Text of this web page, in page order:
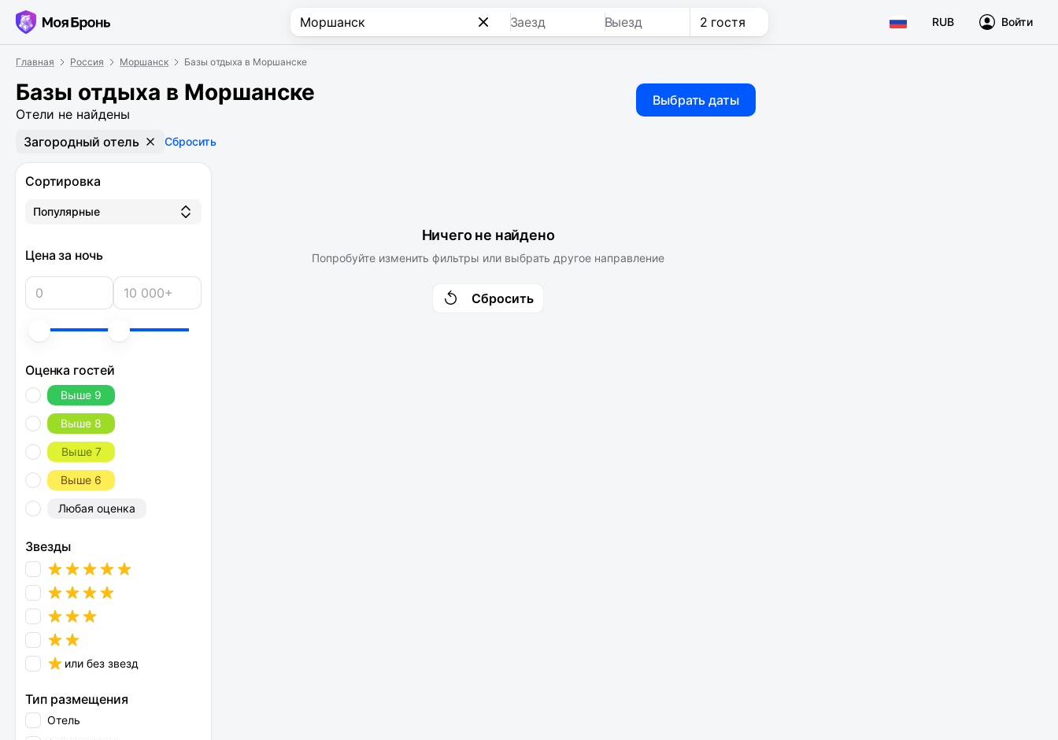
Заезд Выезд 2 гостя RUB Войти
Главная Россия Моршанск Базы отдыха в Моршанске
Базы отдыха в Моршанске
Отели не найдены
Выбрать даты
Загородный отель Сбросить
Сортировка
Популярные
Цена за ночь
Оценка гостей
Выше 9
Выше 8
Выше 7
Выше 6
Любая оценка
Звезды
или без звезд
Тип размещения
Отель
Ничего не найдено
Попробуйте изменить фильтры или выбрать другое направление
Сбросить